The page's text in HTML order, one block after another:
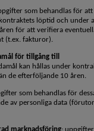
som behandlas för att
löptid och under
för att verifiera
(t.ex. fakturor).
för tillgång till
kan hållas under
de efterföljande 10 åren.
som behandlas för
av personliga data